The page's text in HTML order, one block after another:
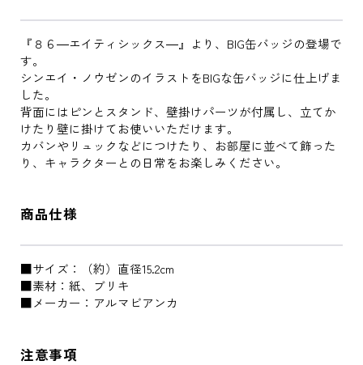
『８６―エイティシックス―』より、BIG缶バッジの登場で
す。
シンエイ・ノウゼンのイラストをBIGな缶バッジに仕上げま
した。
背面にはピンとスタンド、壁掛けパーツが付属し、立てか
けたり壁に掛けてお使いいただけます。
カバンやリュックなどにつけたり、お部屋に並べて飾った
り、キャラクターとの日常をお楽しみください。
商品仕様
■サイズ：（約）直径15.2cm
■素材：紙、ブリキ
■メーカー：アルマビアンカ
注意事項